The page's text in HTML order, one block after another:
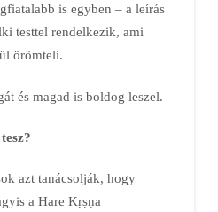
is egyben – a leírás
testtel rendelkezik, ami
örömteli.
és magad is boldog leszel.
azt tanácsolják, hogy
a Hare Kṛṣṇa